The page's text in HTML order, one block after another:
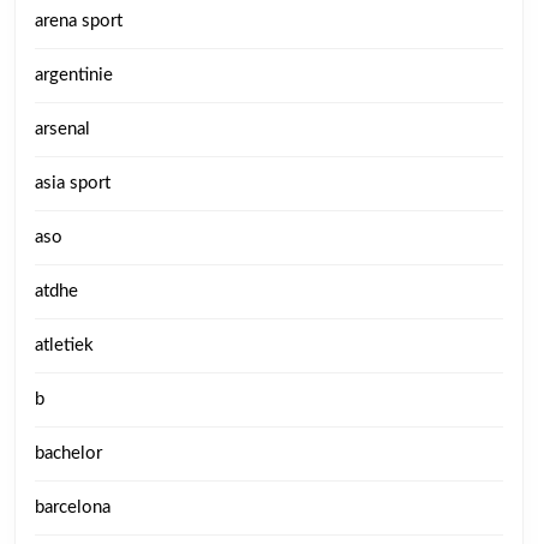
arena sport
argentinie
arsenal
asia sport
aso
atdhe
atletiek
b
bachelor
barcelona